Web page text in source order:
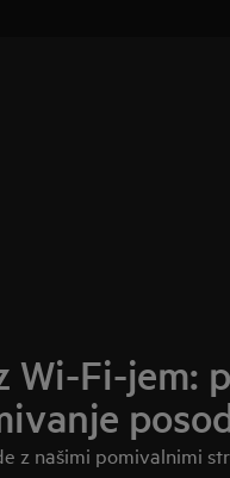
Wi-Fi-jem:
z našimi pomivalnimi